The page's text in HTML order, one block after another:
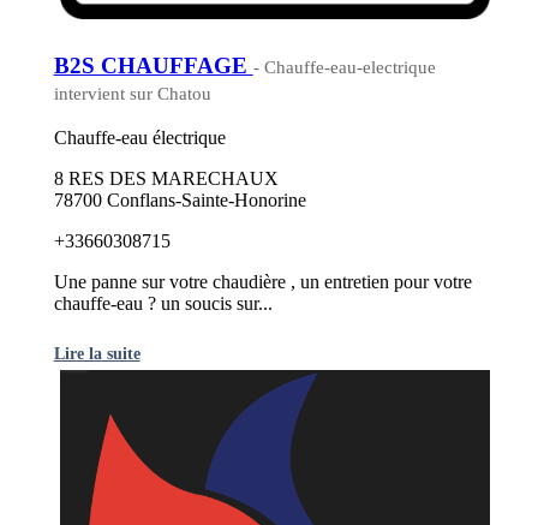
B2S CHAUFFAGE - Chauffe-eau-electrique
intervient sur Chatou
Chauffe-eau électrique
8 RES DES MARECHAUX
78700 Conflans-Sainte-Honorine
+33660308715
Une panne sur votre chaudière , un entretien pour votre
chauffe-eau ? un soucis sur...
Lire la suite